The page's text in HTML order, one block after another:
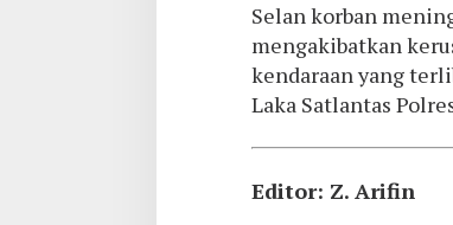
Selan korban
mengakibatkan
kendaraan yang
Laka Satlantas
Editor: Z. Arifin